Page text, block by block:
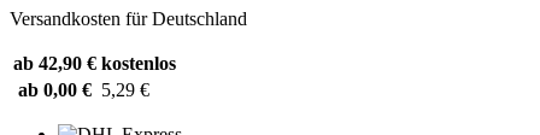
Versandkosten für Deutschland
ab 42,90 € kostenlos
ab 0,00 € 5,29 €